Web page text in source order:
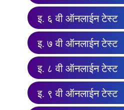
इ. ६ वी ऑनलाईन टेस्ट
इ. ७ वी ऑनलाईन टेस्ट
इ. ८ वी ऑनलाईन टेस्ट
इ. ९ वी ऑनलाईन टेस्ट